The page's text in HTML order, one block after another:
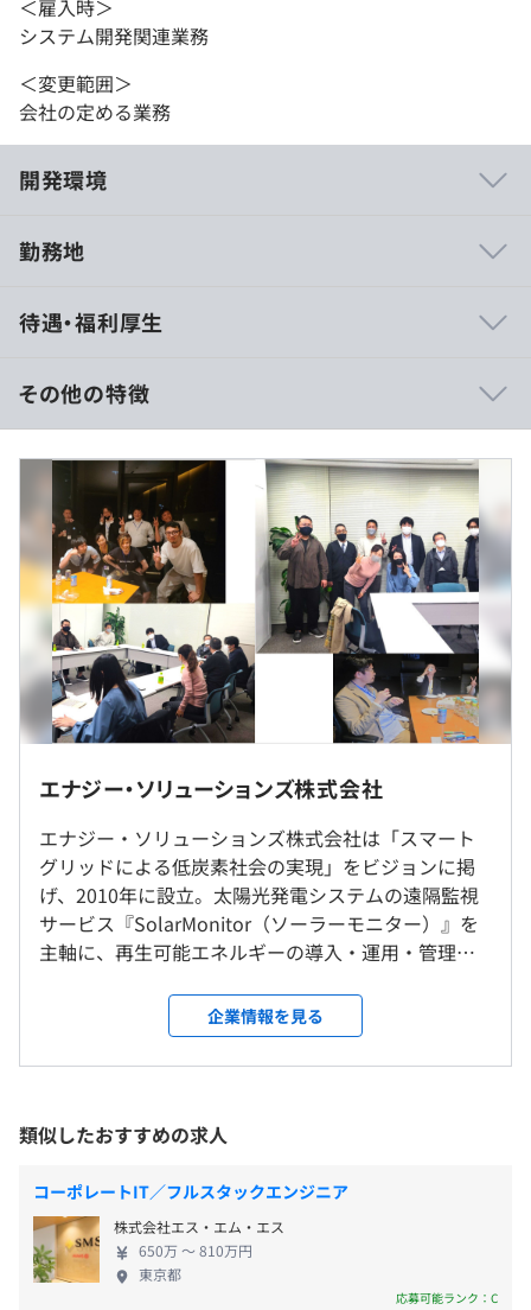
＜雇入時＞
システム開発関連業務
＜変更範囲＞
会社の定める業務
開発環境
に評価し、契約単価の70%を給与に還元しています。
っかり増えます。
私たちは、各社員の案件営業において一切妥協せず、プロ
ジェクト参加後の単価交渉も積極的に行います。
頑張った分だけ、ちゃんと給与に反映されます。
・資格取得支援制度：受験料の支給、合格時には一時報奨
金あり
・スキルアップ支援制度：書籍購入や外部研修の費用を補
助
・勉強会支援制度：技術向上のための社内勉強会を自由に
企画可能、登壇や主催にはインセンティブあり
若手技術者が多く、和気あいあいとした環境です。
半期ごとの目標設定、振り返りによる評価をおこなってい
今回配属されるシステム開発事業部：20名
勤務地
・ハイブリッド勤務：在宅勤務＋出社の併用を推奨※案件
・副業OK
【勤務地】
東京都江戸川区住吉
就業場所の変更範囲
受動喫煙防止措置に関する事項
敷地内禁煙（喫煙場所あり）
待遇・福利厚生
《年収450万〜700万円》
■賃金形態：月給制
■賃金の決定方法：当社規定により決定いたします
■月給：約250,000円〜
・基本給：約203,008円〜
・固定残業代：30時間分、約46,992円〜（超過分は別
途支給）
■賞与：年2回（1カ月×2）
（※想定年収 は年収提示額を保証するものではありません）
9：00～18：00
休憩時間：休憩60分 ※昼食時間は業務の都合により各々
の自主性に任せています
・土曜、日曜、祝日
・夏期休暇（7~9月の間に3日間取得可能、初年度は入社
時期による）
・年末年始休暇
・慶弔休暇
・産前産後休暇
・育児休暇
その他の特徴
エナジー・ソリューションズ株式会社
エナジー・ソリューションズ株式会社は「スマート
グリッドによる低炭素社会の実現」をビジョンに掲
げ、2010年に設立。太陽光発電システムの遠隔監視
サービス『SolarMonitor（ソーラーモニター）』を
主軸に、再生可能エネルギーの導入・運用・管理シ
ビス開発のほか、人材派遣業として常駐での受託開
発もおこなっています。 さまざまなプロジェクトに
参画しながら、技術を磨くことができるので、エン
開催しているため、お互いの知識を共有して幅広い
技術を学ぶことができます。また、現場へのフォロー
体制も進めることで、技術者が働きやすい環境づく
りを推進していきます。 残業を推奨しない社風のた
め、残業時間は平均15h程度と少なく、ワークライフ
バランスが充実している職場です。チームで目標達成
することを大切にしており、人間的に信頼できたり、
企業情報を見る
類似したおすすめの求人
コーポレートIT／フルスタックエンジニア
株式会社エス・エム・エス
650万 〜 810万円
東京都
応募可能ランク：C